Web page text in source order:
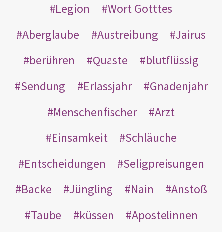
Legion
Wort Gotttes
Aberglaube
Austreibung
Jairus
berühren
Quaste
blutflüssig
Sendung
Erlassjahr
Gnadenjahr
Menschenfischer
Arzt
Einsamkeit
Schläuche
Entscheidungen
Seligpreisungen
Backe
Jüngling Nain
Anstoß
Taube
küssen
Apostelinnen